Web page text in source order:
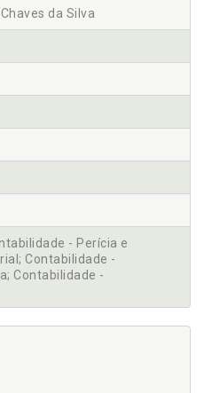
da Silva
- Perícia e
Contabilidade -
Contabilidade -